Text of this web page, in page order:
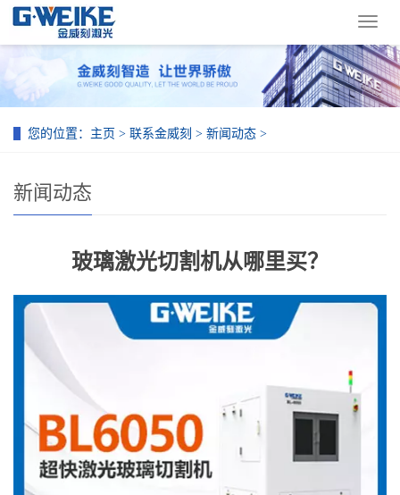
导
菜
单
您的位置： 主页 > 联系金威刻 > 新闻动态 >
新闻动态
玻璃激光切割机从哪里买？